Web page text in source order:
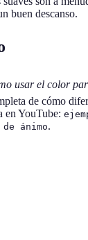
buen descanso.
usar el color
de cómo
en YouTube:
ánimo.